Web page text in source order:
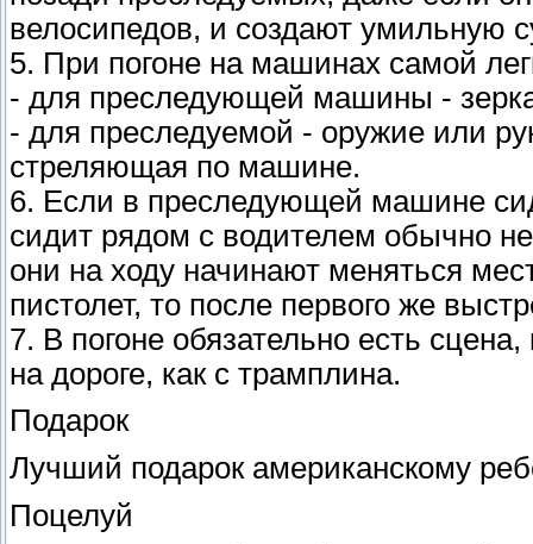
велосипедов, и создают умильную
5. При погоне на машинах самой
- для преследующей машины -
- для преследуемой - оружие или
стреляющая по машине.
6. Если в преследующей машине
сидит рядом с водителем обычно
они на ходу начинают меняться
пистолет, то после первого же
7. В погоне обязательно есть
на дороге, как с трамплина.
Подарок
Лучший подарок американскому
Поцелуй